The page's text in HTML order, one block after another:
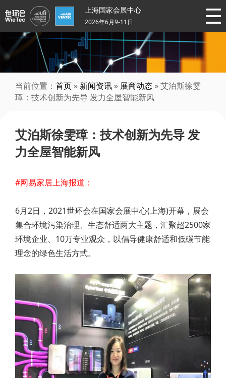
上海国家会展中心
2026年6月9-11日
当前位置： 首页 » 新闻资讯 » 展商动态 » 艾泊斯徐雯
璋：技术创新为先导 发力全屋智能新风
艾泊斯徐雯璋：技术创新为先导 发
力全屋智能新风
#网易家居上海报道：
6月2日，2021世环会在国家会展中心(上海)开幕，展会
集合环境污染治理、生态舒适两大主题，汇聚超2500家
环境企业、10万专业观众，以倡导健康舒适和低碳节能
理念的绿色生活方式。